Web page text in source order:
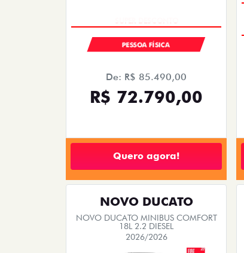
PESSOA FÍSICA
De: R$ 85.490,00
R$ 72.790,00
Quero agora!
NOVO DUCATO
NOVO DUCATO MINIBUS COMFORT
18L 2.2 DIESEL
2026/2026